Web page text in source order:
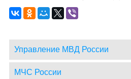
Управление МВД России
МЧС России